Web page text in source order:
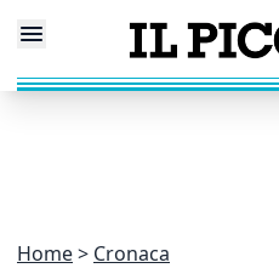
Home Cronaca